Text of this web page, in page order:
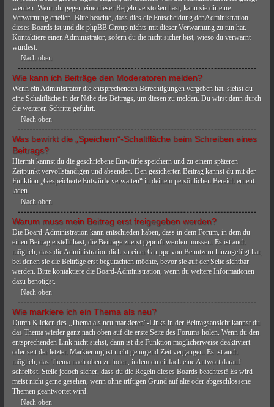
werden. Wenn du gegen eine dieser Regeln verstoßen hast, kann sie dir eine
Verwarnung erteilen. Bitte beachte, dass dies die Entscheidung der Administration
dieses Boards ist und die phpBB Group nichts mit dieser Verwarnung zu tun hat.
Kontaktiere einen Administrator, sofern du die nicht sicher bist, wieso du verwarnt
wurdest.
Nach oben
Wie kann ich Beiträge den Moderatoren melden?
Wenn ein Administrator die entsprechenden Berechtigungen vergeben hat, siehst du
eine Schaltfläche in der Nähe des Beitrags, um diesen zu melden. Du wirst dann durch
die weiteren Schritte geführt.
Nach oben
Was bewirkt die „Speichern“-Schaltfläche beim Schreiben eines
Beitrags?
Hiermit kannst du die geschriebene Entwürfe speichern und zu einem späteren
Zeitpunkt vervollständigen und absenden. Den gesicherten Beitrag kannst du mit der
Funktion „Gespeicherte Entwürfe verwalten“ in deinem persönlichen Bereich erneut
laden.
Nach oben
Warum muss mein Beitrag erst freigegeben werden?
Die Board-Administration kann entschieden haben, dass in dem Forum, in dem du
einen Beitrag erstellt hast, die Beiträge zuerst geprüft werden müssen. Es ist auch
möglich, dass die Administration dich zu einer Gruppe von Benutzern hinzugefügt hat,
bei denen sie die Beiträge erst begutachten möchte, bevor sie auf der Seite sichtbar
werden. Bitte kontaktiere die Board-Administration, wenn du weitere Informationen
dazu benötigst.
Nach oben
Wie markiere ich ein Thema als neu?
Durch Klicken des „Thema als neu markieren“-Links in der Beitragsansicht kannst du
das Thema wieder ganz nach oben auf die erste Seite des Forums holen. Wenn du den
entsprechenden Link nicht siehst, dann ist die Funktion möglicherweise deaktiviert
oder seit der letzten Markierung ist nicht genügend Zeit vergangen. Es ist auch
möglich, das Thema nach oben zu holen, indem du einfach eine Antwort darauf
schreibst. Stelle jedoch sicher, dass du die Regeln dieses Boards beachtest! Es wird
meist nicht gerne gesehen, wenn ohne triftigen Grund auf alte oder abgeschlossene
Themen geantwortet wird.
Nach oben